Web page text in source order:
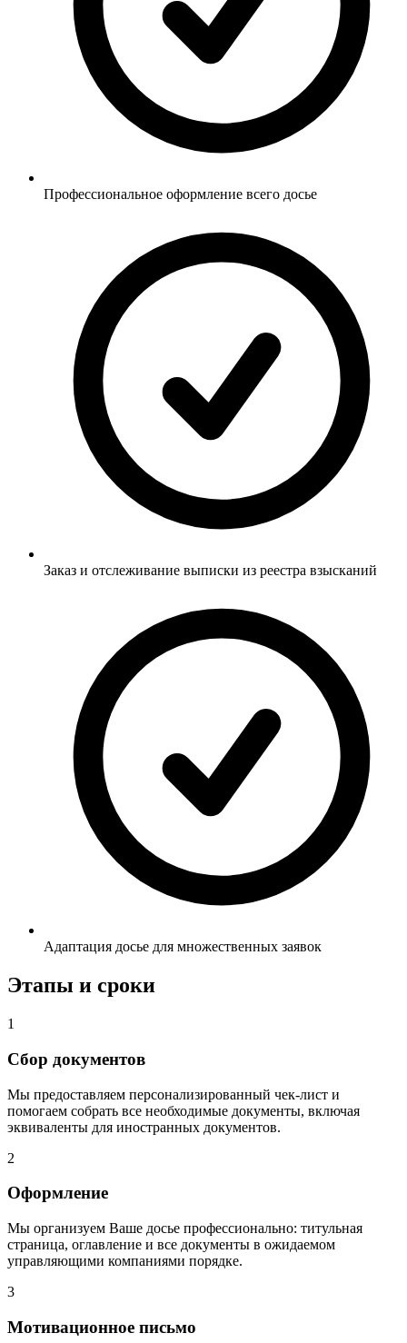
Профессиональное оформление всего досье
Заказ и отслеживание выписки из реестра взысканий
Адаптация досье для множественных заявок
Этапы и сроки
1
Сбор документов
Мы предоставляем персонализированный чек-лист и
помогаем собрать все необходимые документы, включая
эквиваленты для иностранных документов.
2
Оформление
Мы организуем Ваше досье профессионально: титульная
страница, оглавление и все документы в ожидаемом
управляющими компаниями порядке.
3
Мотивационное письмо